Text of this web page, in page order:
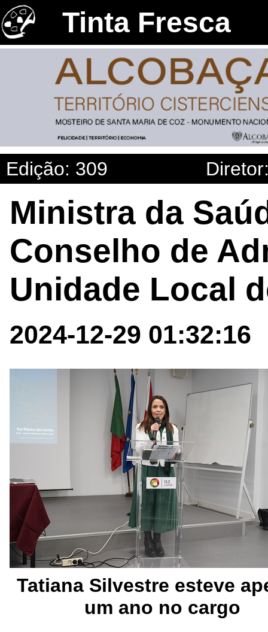
Tinta Fresca
Edição: 309
Ministra da
Conselho de
Unidade Local
2024-12-29 01:32:16
Tatiana Silvestre esteve
um ano no cargo